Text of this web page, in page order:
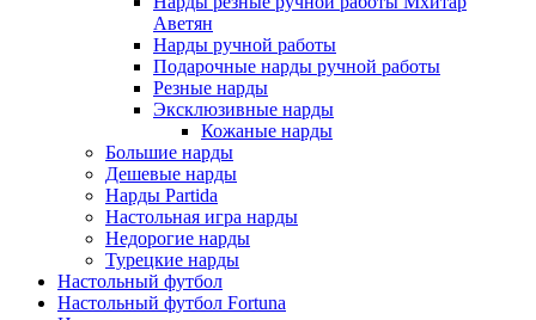
Аветян
Нарды ручной работы
Подарочные нарды ручной работы
Резные нарды
Эксклюзивные нарды
Кожаные нарды
Большие нарды
Дешевые нарды
Нарды Partida
Настольная игра нарды
Недорогие нарды
Турецкие нарды
Настольный футбол
Настольный футбол Fortuna